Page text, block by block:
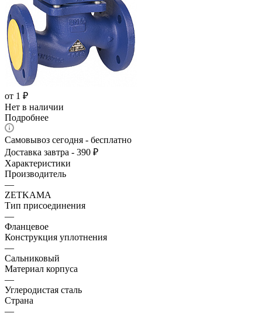
от 1 ₽
Нет в наличии
Подробнее
Самовывоз сегодня - бесплатно
Доставка завтра - 390 ₽
Характеристики
Производитель
—
ZETKAMA
Тип присоединения
—
Фланцевое
Конструкция уплотнения
—
Сальниковый
Материал корпуса
—
Углеродистая сталь
Страна
—